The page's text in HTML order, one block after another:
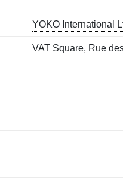
YOKO International
VAT Square, Rue